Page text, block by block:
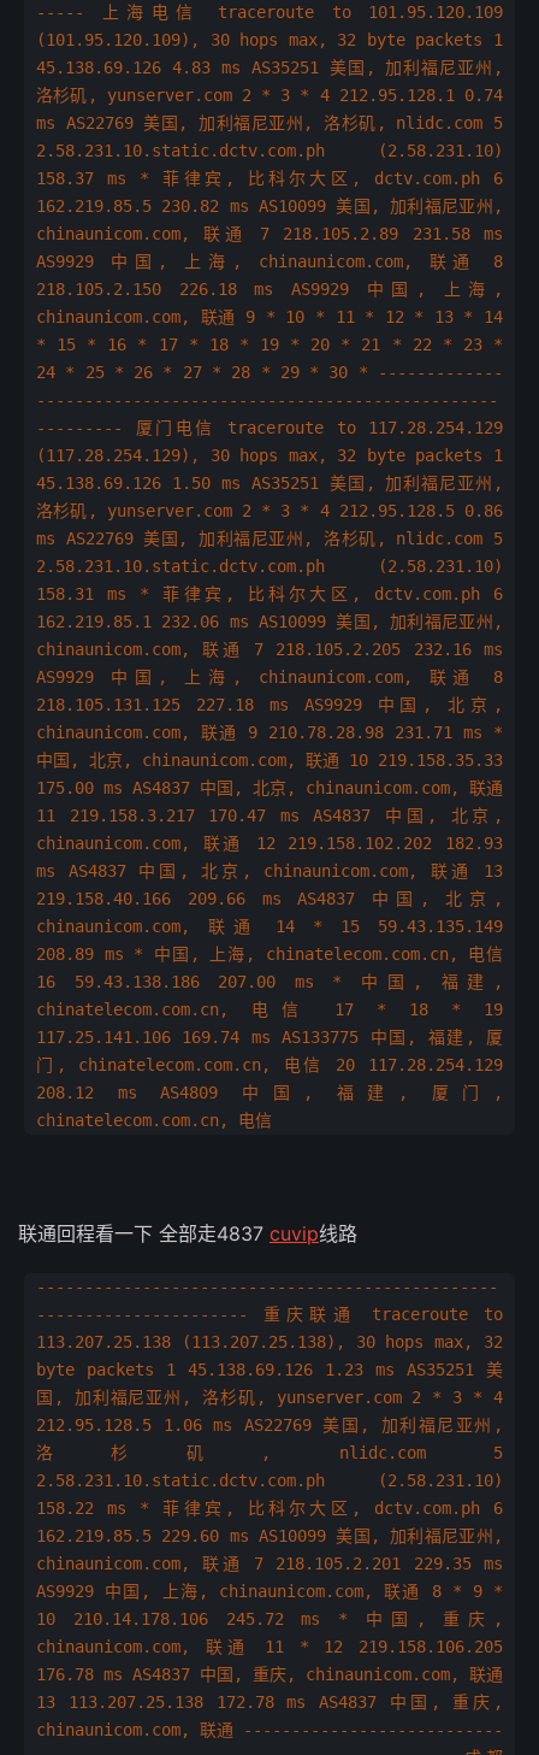
----- 上海电信 traceroute to 101.95.120.109
(101.95.120.109), 30 hops max, 32 byte packets 1
45.138.69.126 4.83 ms AS35251 美国, 加利福尼亚州,
洛杉矶, yunserver.com 2 * 3 * 4 212.95.128.1 0.74
ms AS22769 美国, 加利福尼亚州, 洛杉矶, nlidc.com 5
2.58.231.10.static.dctv.com.ph (2.58.231.10)
158.37 ms * 菲律宾, 比科尔大区, dctv.com.ph 6
162.219.85.5 230.82 ms AS10099 美国, 加利福尼亚州,
chinaunicom.com, 联通 7 218.105.2.89 231.58 ms
AS9929 中国, 上海, chinaunicom.com, 联通 8
218.105.2.150 226.18 ms AS9929 中国, 上海,
chinaunicom.com, 联通 9 * 10 * 11 * 12 * 13 * 14
* 15 * 16 * 17 * 18 * 19 * 20 * 21 * 22 * 23 *
24 * 25 * 26 * 27 * 28 * 29 * 30 * -------------
------------------------------------------------
--------- 厦门电信 traceroute to 117.28.254.129
(117.28.254.129), 30 hops max, 32 byte packets 1
45.138.69.126 1.50 ms AS35251 美国, 加利福尼亚州,
洛杉矶, yunserver.com 2 * 3 * 4 212.95.128.5 0.86
ms AS22769 美国, 加利福尼亚州, 洛杉矶, nlidc.com 5
2.58.231.10.static.dctv.com.ph (2.58.231.10)
158.31 ms * 菲律宾, 比科尔大区, dctv.com.ph 6
162.219.85.1 232.06 ms AS10099 美国, 加利福尼亚州,
chinaunicom.com, 联通 7 218.105.2.205 232.16 ms
AS9929 中国, 上海, chinaunicom.com, 联通 8
218.105.131.125 227.18 ms AS9929 中国, 北京,
chinaunicom.com, 联通 9 210.78.28.98 231.71 ms *
中国, 北京, chinaunicom.com, 联通 10 219.158.35.33
175.00 ms AS4837 中国, 北京, chinaunicom.com, 联通
11 219.158.3.217 170.47 ms AS4837 中国, 北京,
chinaunicom.com, 联通 12 219.158.102.202 182.93
ms AS4837 中国, 北京, chinaunicom.com, 联通 13
219.158.40.166 209.66 ms AS4837 中国, 北京,
chinaunicom.com, 联通 14 * 15 59.43.135.149
208.89 ms * 中国, 上海, chinatelecom.com.cn, 电信
16 59.43.138.186 207.00 ms * 中国, 福建,
chinatelecom.com.cn, 电信 17 * 18 * 19
117.25.141.106 169.74 ms AS133775 中国, 福建, 厦
门, chinatelecom.com.cn, 电信 20 117.28.254.129
208.12 ms AS4809 中国, 福建, 厦门,
chinatelecom.com.cn, 电信
联通回程看一下 全部走4837 cuvip线路
------------------------------------------------
---------------------- 重庆联通 traceroute to
113.207.25.138 (113.207.25.138), 30 hops max, 32
byte packets 1 45.138.69.126 1.23 ms AS35251 美
国, 加利福尼亚州, 洛杉矶, yunserver.com 2 * 3 * 4
212.95.128.5 1.06 ms AS22769 美国, 加利福尼亚州,
洛杉矶, nlidc.com 5
2.58.231.10.static.dctv.com.ph (2.58.231.10)
158.22 ms * 菲律宾, 比科尔大区, dctv.com.ph 6
162.219.85.5 229.60 ms AS10099 美国, 加利福尼亚州,
chinaunicom.com, 联通 7 218.105.2.201 229.35 ms
AS9929 中国, 上海, chinaunicom.com, 联通 8 * 9 *
10 210.14.178.106 245.72 ms * 中国, 重庆,
chinaunicom.com, 联通 11 * 12 219.158.106.205
176.78 ms AS4837 中国, 重庆, chinaunicom.com, 联通
13 113.207.25.138 172.78 ms AS4837 中国, 重庆,
chinaunicom.com, 联通 ---------------------------